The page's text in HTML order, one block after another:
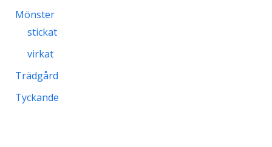
Mönster
stickat
virkat
Trädgård
Tyckande